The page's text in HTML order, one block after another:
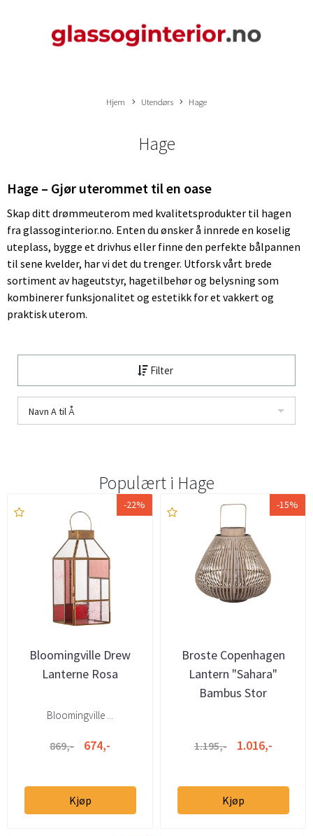
Hjem Utendørs Hage
Hage
Hage – Gjør uterommet til en oase
Skap ditt drømmeuterom med kvalitetsprodukter til hagen
fra glassoginterior.no. Enten du ønsker å innrede en koselig
uteplass, bygge et drivhus eller finne den perfekte bålpannen
til sene kvelder, har vi det du trenger. Utforsk vårt brede
sortiment av hageutstyr, hagetilbehør og belysning som
kombinerer funksjonalitet og estetikk for et vakkert og
praktisk uterom.
Filter
Navn A til Å
Populært i Hage
-22%
Bloomingville Drew
Lanterne Rosa
Bloomingville ...
869,- 674,-
Kjøp
-15%
Broste Copenhagen
Lantern "Sahara"
Bambus Stor
1.195,- 1.016,-
Kjøp